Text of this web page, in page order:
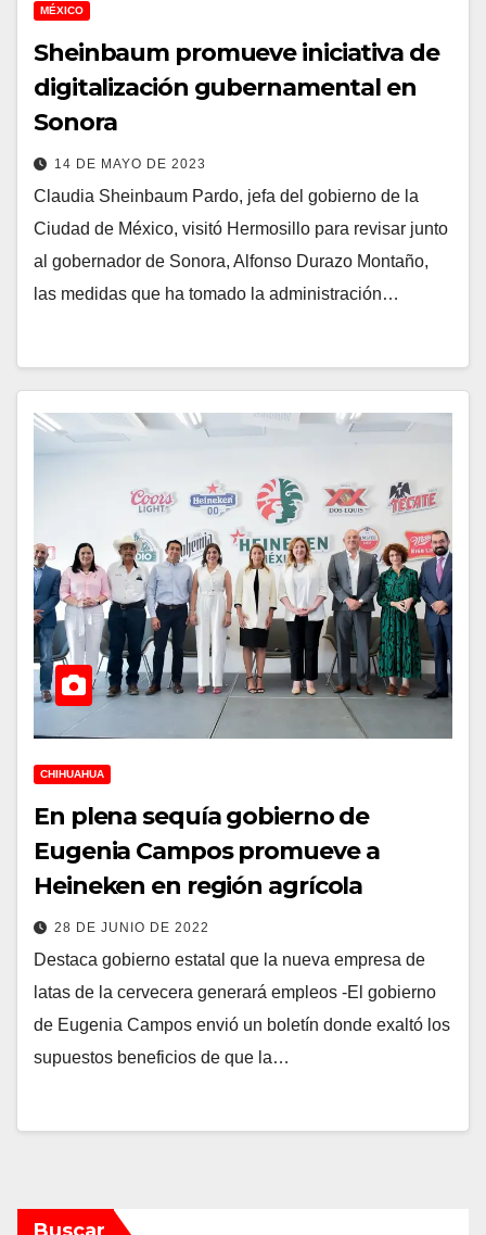
MÉXICO
Sheinbaum promueve iniciativa de
digitalización gubernamental en
Sonora
14 DE MAYO DE 2023
Claudia Sheinbaum Pardo, jefa del gobierno de la
Ciudad de México, visitó Hermosillo para revisar junto
al gobernador de Sonora, Alfonso Durazo Montaño,
las medidas que ha tomado la administración…
CHIHUAHUA
En plena sequía gobierno de
Eugenia Campos promueve a
Heineken en región agrícola
28 DE JUNIO DE 2022
Destaca gobierno estatal que la nueva empresa de
latas de la cervecera generará empleos -El gobierno
de Eugenia Campos envió un boletín donde exaltó los
supuestos beneficios de que la…